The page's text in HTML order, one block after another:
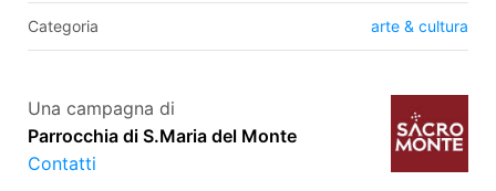
Categoria arte & cultura
Una campagna di
Parrocchia di S.Maria del Monte
Contatti